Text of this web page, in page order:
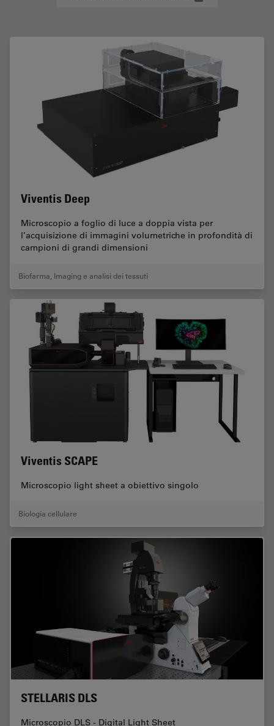
Viventis Deep
Microscopio a foglio di luce a doppia vista per
l’acquisizione di immagini volumetriche in profondità di
campioni di grandi dimensioni
Biofarma Imaging e analisi dei tessuti
Viventis SCAPE
Microscopio light sheet a obiettivo singolo
Biologia cellulare
STELLARIS DLS
Microscopio DLS - Digital Light Sheet